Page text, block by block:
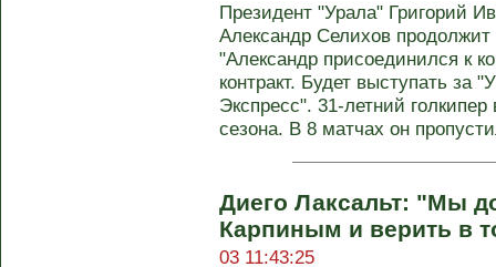
Президент "Урала" Григорий
Александр Селихов продолжит
"Александр присоединился к
контракт. Будет выступать за
Экспресс". 31-летний
сезона. В 8 матчах он
Диего Лаксальт: "Мы
Карпиным и верить в
03 11:43:25